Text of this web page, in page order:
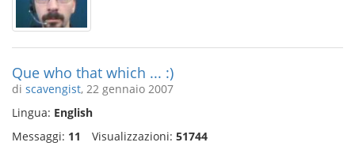
Que who that which ... :)
di scavengist, 22 gennaio 2007
Lingua: English
Messaggi: 11 Visualizzazioni: 51744